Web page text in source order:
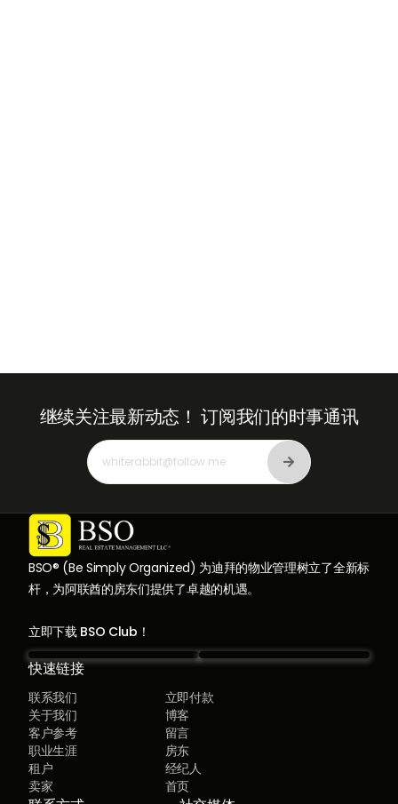
BSO® (Be Simply Organized) 为迪拜的物业管理树立了全新标
杆，为阿联酋的房东们提供了卓越的机遇。
立即下载 BSO Club！
快速链接
联系我们
立即付款
关于我们
博客
客户参考
留言
职业生涯
房东
租户
经纪人
卖家
首页
继续关注最新动态！ 订阅我们的时事通讯